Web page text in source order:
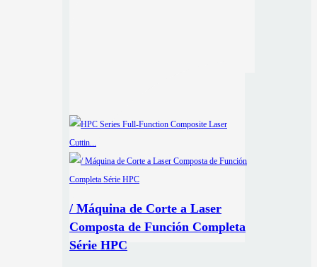
/ Máquina de Corte a Laser
Composta de Función Completa
Série HPC